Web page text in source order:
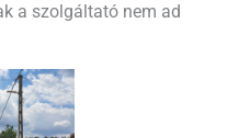
a szolgáltató nem ad